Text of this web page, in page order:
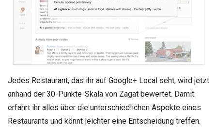
Jedes Restaurant, das ihr auf Google+ Local seht, wird jetzt
anhand der 30-Punkte-Skala von Zagat bewertet. Damit
erfahrt ihr alles über die unterschiedlichen Aspekte eines
Restaurants und könnt leichter eine Entscheidung treffen.